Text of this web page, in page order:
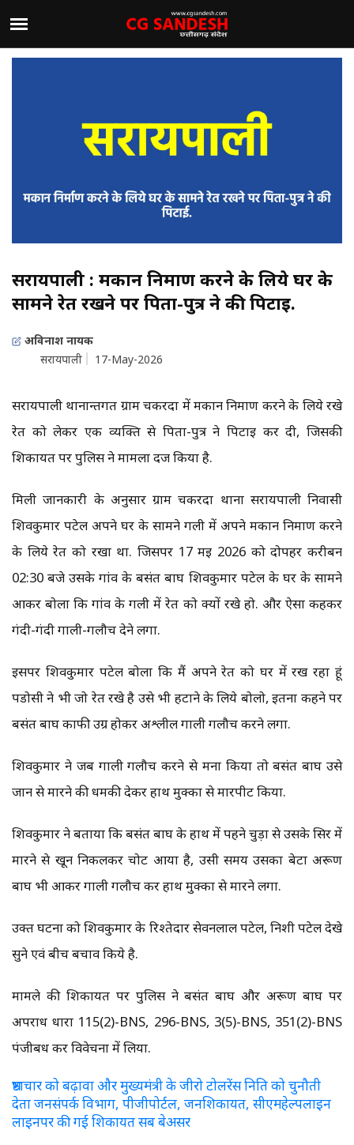
सरायपाली : मकान निर्माण करने के लिये घर के
सामने रेत रखने पर पिता-पुत्र ने की पिटाई.
अविनाश नायक
सरायपाली
17-May-2026
सरायपाली थानान्तर्गत ग्राम चकरदा में मकान निर्माण करने के लिये रखे
रेत को लेकर एक व्यक्ति से पिता-पुत्र ने पिटाई कर दी, जिसकी
शिकायत पर पुलिस ने मामला दर्ज किया है.
मिली जानकारी के अनुसार ग्राम चकरदा थाना सरायपाली निवासी
शिवकुमार पटेल अपने घर के सामने गली में अपने मकान निर्माण करने
के लिये रेत को रखा था. जिसपर 17 मई 2026 को दोपहर करीबन
02:30 बजे उसके गांव के बसंत बाघ शिवकुमार पटेल के घर के सामने
आकर बोला कि गांव के गली में रेत को क्यों रखे हो. और ऐसा कहकर
गंदी-गंदी गाली-गलौच देने लगा.
इसपर शिवकुमार पटेल बोला कि मैं अपने रेत को घर में रख रहा हूं
पडोसी ने भी जो रेत रखे है उसे भी हटाने के लिये बोलो, इतना कहने पर
बसंत बाघ काफी उग्र होकर अश्लील गाली गलौच करने लगा.
शिवकुमार ने जब गाली गलौच करने से मना किया तो बसंत बाघ उसे
जान से मारने की धमकी देकर हाथ मुक्का से मारपीट किया.
शिवकुमार ने बताया कि बसंत बाघ के हाथ में पहने चुड़ा से उसके सिर में
मारने से खून निकलकर चोट आया है, उसी समय उसका बेटा अरूण
बाघ भी आकर गाली गलौच कर हाथ मुक्का से मारने लगा.
उक्त घटना को शिवकुमार के रिश्तेदार सेवनलाल पटेल, निशी पटेल देखे
सुने एवं बीच बचाव किये है.
मामले की शिकायत पर पुलिस ने बसंत बाघ और अरूण बाघ पर
अपराध धारा 115(2)-BNS, 296-BNS, 3(5)-BNS, 351(2)-BNS
पंजीबध कर विवेचना में लिया.
भ्रष्टाचार को बढ़ावा और मुख्यमंत्री के जीरो टोलरेंस निति को चुनौती
देता जनसंपर्क विभाग, पीजीपोर्टल, जनशिकायत, सीएमहेल्पलाइन
लाइनपर की गई शिकायत सब बेअसर